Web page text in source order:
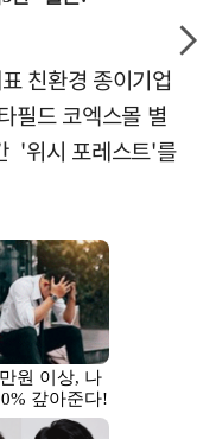
친환경 종이기업
필드 코엑스몰 별
'위시 포레스트'를